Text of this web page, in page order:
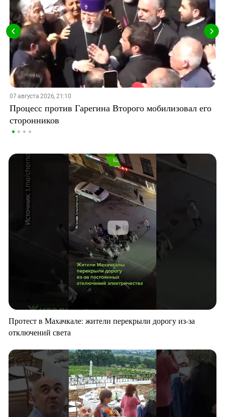
07 августа 2026, 21:10
Процесс против Гарегина Второго мобилизовал его
сторонников
Протест в Махачкале: жители перекрыли дорогу из-за
отключений света